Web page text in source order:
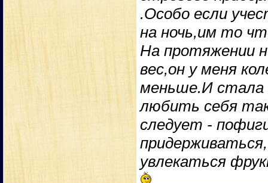
.Особо если
на ночь,им то
На протяжении
вес,он у меня
меньше.И стала
любить себя
следует -
увлекаться